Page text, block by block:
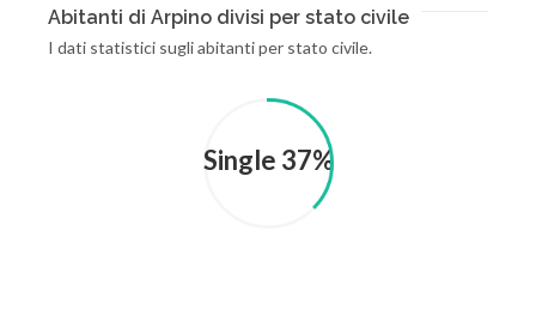
Abitanti di Arpino divisi per stato civile
I dati statistici sugli abitanti per stato civile.
Single 37%